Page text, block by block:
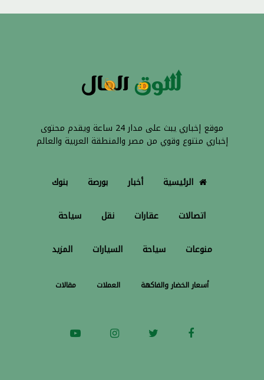
موقع إخباري يبث على مدار 24 ساعة ويقدم محتوى
إخباري متنوع وقوي من مصر والمنطقة العربية والعالم
الرئيسية أخبار بورصة بنوك
اتصالات عقارات نقل سياحة
منوعات سياحة السيارات المزيد
أسعار الخضار والفاكهة العملات مقالات